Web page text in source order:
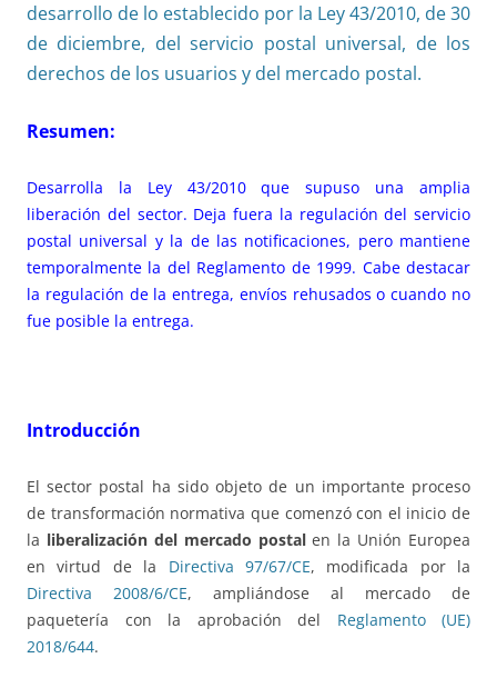
desarrollo de lo establecido por la Ley 43/2010, de 30
de diciembre, del servicio postal universal, de los
derechos de los usuarios y del mercado postal.
Resumen:
Desarrolla la Ley 43/2010 que supuso una amplia
liberación del sector. Deja fuera la regulación del servicio
postal universal y la de las notificaciones, pero mantiene
temporalmente la del Reglamento de 1999. Cabe destacar
la regulación de la entrega, envíos rehusados o cuando no
fue posible la entrega.
Introducción
El sector postal ha sido objeto de un importante proceso
de transformación normativa que comenzó con el inicio de
la liberalización del mercado postalen la Unión Europea
en virtud de la Directiva 97/67/CE, modificada por la
Directiva 2008/6/CE, ampliándose al mercado de
paquetería con la aprobación del Reglamento (UE)
2018/644.